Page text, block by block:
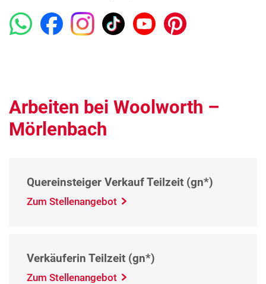
Arbeiten bei Woolworth –
Mörlenbach
Quereinsteiger Verkauf Teilzeit (gn*)
Zum Stellenangebot
Verkäuferin Teilzeit (gn*)
Zum Stellenangebot